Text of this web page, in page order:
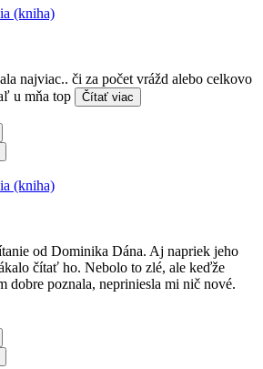
(kniha)
najviac.. či za počet vrážd alebo celkovo
u mňa top
Čítať viac
(kniha)
od Dominika Dána. Aj napriek jeho
čítať ho. Nebolo to zlé, ale keďže
dobre poznala, nepriniesla mi nič nové.